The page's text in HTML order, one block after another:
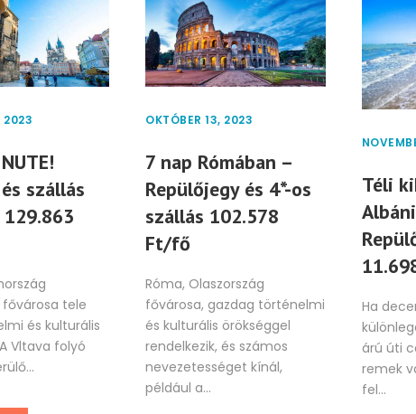
2023
szállás
129.863
tele
és kulturális
Vltava folyó
OKTÓBER 13, 2023
7 nap Rómában –
Repülőjegy és 4*-os
szállás 102.578
Ft/fő
Róma, Olaszország
fővárosa, gazdag történelmi
és kulturális örökséggel
rendelkezik, és számos
nevezetességet kínál,
például a...
Téli
Ha
árú úti
remek
fel...